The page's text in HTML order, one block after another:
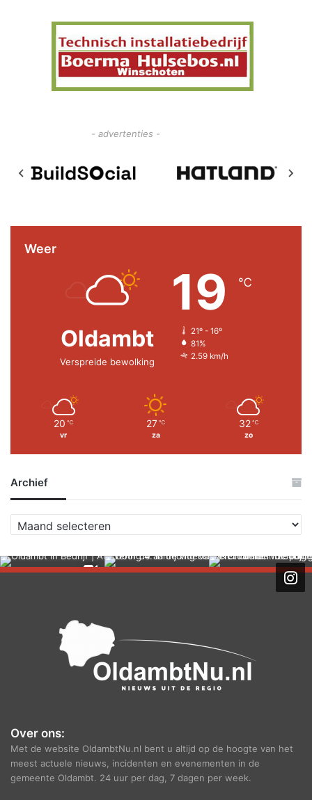
- advertenties -
Weer
Oldambt
Verspreide bewolking
19 ℃
21º - 16º
81%
2.59 km/h
20 ℃
vr
27 ℃
za
32 ℃
zo
Archief
r
h
Over ons:
Met de website OldambtNu.nl bent u altijd op de hoogte van het
meest actuele nieuws, incidenten en evenementen in de
gemeente Oldambt. 24 uur per dag, 7 dagen per week.